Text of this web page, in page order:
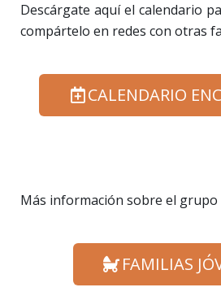
Descárgate aquí el calendario
compártelo en redes con otras
CALENDARIO
Más información sobre el grupo
FAMILIAS